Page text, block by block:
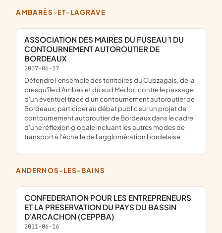
AMBARÈS-ET-LAGRAVE
ASSOCIATION DES MAIRES DU FUSEAU 1 DU
CONTOURNEMENT AUTOROUTIER DE
BORDEAUX
2007-06-27
défendre l'ensemble des territoires du Cubzagais, de la
presqu'île d'Ambès et du sud Médoc contre le passage
d'un éventuel tracé d'un contournement autoroutier de
Bordeaux; participer au débat public sur un projet de
contournement autoroutier de Bordeaux dans le cadre
d'une réflexion globale incluant les autres modes de
transport à l'échelle de l'agglomération bordelaise
ANDERNOS-LES-BAINS
CONFEDERATION POUR LES ENTREPRENEURS
ET LA PRESERVATION DU PAYS DU BASSIN
D'ARCACHON (CEPPBA)
2011-06-16